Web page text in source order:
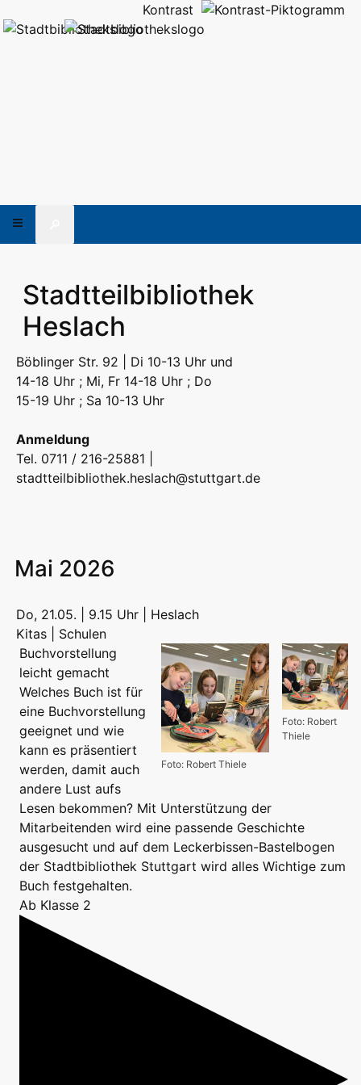
Kontrast
Stadtteilbibliothek
Heslach
Böblinger Str. 92 | Di 10-13 Uhr und
14-18 Uhr ; Mi, Fr 14-18 Uhr ; Do
15-19 Uhr ; Sa 10-13 Uhr
Anmeldung
Tel. 0711 / 216-25881 |
stadtteilbibliothek.heslach@stuttgart.de
Mai 2026
Do, 21.05. | 9.15 Uhr | Heslach
Kitas | Schulen
Foto: Robert
Thiele
Foto: Robert Thiele
Buchvorstellung
leicht gemacht
Welches Buch ist für
eine Buchvorstellung
geeignet und wie
kann es präsentiert
werden, damit auch
andere Lust aufs
Lesen bekommen? Mit Unterstützung der
Mitarbeitenden wird eine passende Geschichte
ausgesucht und auf dem Leckerbissen-Bastelbogen
der Stadtbibliothek Stuttgart wird alles Wichtige zum
Buch festgehalten.
Ab Klasse 2